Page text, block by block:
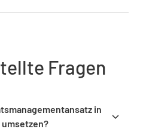
Fragen
in